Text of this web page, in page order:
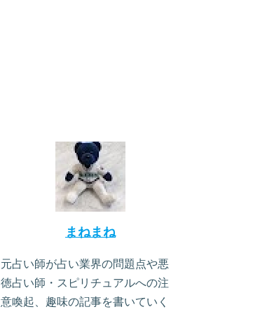
まねまね
元占い師が占い業界の問題点や悪
徳占い師・スピリチュアルへの注
意喚起、趣味の記事を書いていく